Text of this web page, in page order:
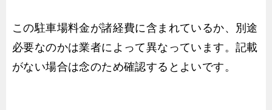
この駐車場料金が諸経費に含まれているか、別途
必要なのかは業者によって異なっています。記載
がない場合は念のため確認するとよいです。